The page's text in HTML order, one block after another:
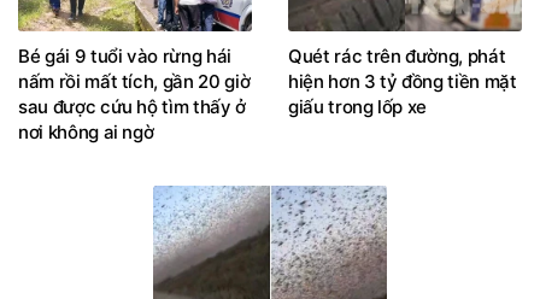
Bé gái 9 tuổi vào rừng hái
nấm rồi mất tích, gần 20 giờ
sau được cứu hộ tìm thấy ở
nơi không ai ngờ
Quét rác trên đường, phát
hiện hơn 3 tỷ đồng tiền mặt
giấu trong lốp xe